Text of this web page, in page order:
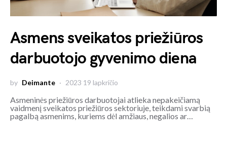
Asmens sveikatos priežiūros
darbuotojo gyvenimo diena
by Deimante 2023 19 lapkričio
Asmeninės priežiūros darbuotojai atlieka nepakeičiamą
vaidmenį sveikatos priežiūros sektoriuje, teikdami svarbią
pagalbą asmenims, kuriems dėl amžiaus, negalios ar…